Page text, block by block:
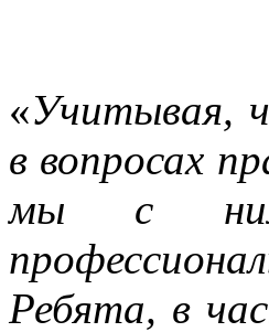
«Учитывая,
в вопросах
мы с ними
Ребята, в